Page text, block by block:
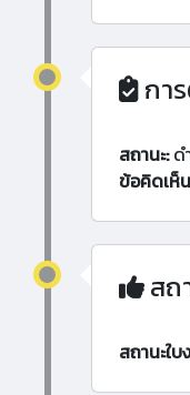
กา
สถานะ:ด
ข้อคิดเห็
สถ
สถานะใบ